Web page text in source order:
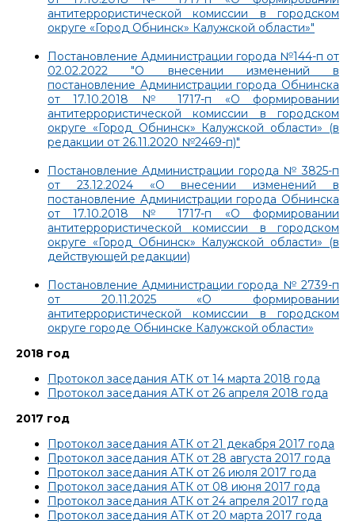
антитеррористической комиссии в городском
округе «Город Обнинск» Калужской области»"
Постановление Администрации города №144-п от
02.02.2022 "О внесении изменений в
постановление Администрации города Обнинска
от 17.10.2018 № 1717-п «О формировании
антитеррористической комиссии в городском
округе «Город Обнинск» Калужской области» (в
редакции от 26.11.2020 №2469-п)"
Постановление Администрации города № 3825-п
от 23.12.2024 «О внесении изменений в
постановление Администрации города Обнинска
от 17.10.2018 № 1717-п «О формировании
антитеррористической комиссии в городском
округе «Город Обнинск» Калужской области» (в
действующей редакции)
Постановление Администрации города № 2739-п
от 20.11.2025 «О формировании
антитеррористической комиссии в городском
округе городе Обнинске Калужской области»
2018 год
Протокол заседания АТК от 14 марта 2018 года
Протокол заседания АТК от 26 апреля 2018 года
2017 год
Протокол заседания АТК от 21 декабря 2017 года
Протокол заседания АТК от 28 августа 2017 года
Протокол заседания АТК от 26 июля 2017 года
Протокол заседания АТК от 08 июня 2017 года
Протокол заседания АТК от 24 апреля 2017 года
Протокол заседания АТК от 20 марта 2017 года